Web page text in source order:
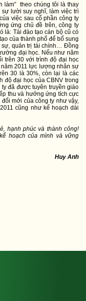
làm” theo chúng tôi là thay
lười suy nghĩ, làm việc trì
việc sau cổ phần công ty
ứng chủ đề trên, công ty
là: Tái đào tạo cán bộ cũ có
của thành phố để bổ sung
sự, quản trị tài chính… Đồng
đại học. Nếu như năm
trên 30 với trình độ đại học
2011 lực lượng nhân sự
30 là 30%, còn lại là các
độ đại học của CBNV trong
đã được tuyên truyền giáo
thu và hưởng ứng tích cực
mới của công ty như vậy,
cũng như kế hoạch dài
hạnh phúc và thành công!
hoạch của mình và vững
Huy Anh